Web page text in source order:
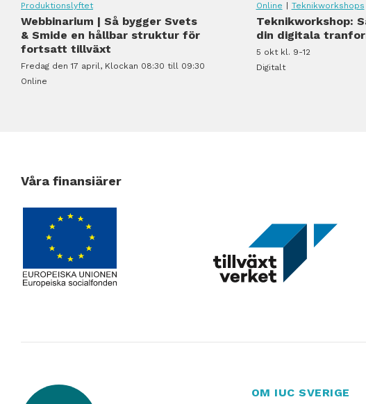
Produktionslyftet
Webbinarium | Så bygger Svets
& Smide en hållbar struktur för
fortsatt tillväxt
Fredag den 17 april, Klockan 08:30 till 09:30
Online
Online Teknikworkshops
Teknikworkshop:
din digitala
5 okt kl. 9-12
Digitalt
förändringsvilja
Vad krävs för en lyckad automatisering?
Våra finansiärer
OM IUC SVERIGE